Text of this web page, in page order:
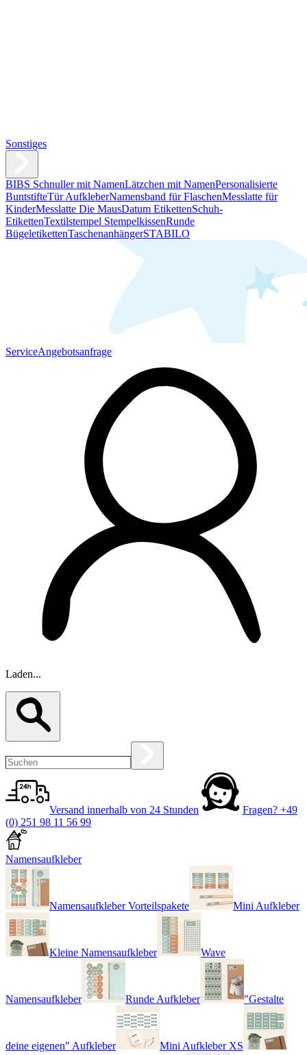
Sonstiges
BIBS Schnuller mit NamenLätzchen mit NamenPersonalisierte
BuntstifteTür AufkleberNamensband für FlaschenMesslatte für
KinderMesslatte Die MausDatum EtikettenSchuh-
EtikettenTextilstempel StempelkissenRunde
BügeletikettenTaschenanhängerSTABILO
ServiceAngebotsanfrage
Laden...
Versand innerhalb von 24 Stunden Fragen? +49
(0) 251 98 11 56 99
Namensaufkleber
Namensaufkleber Vorteilspakete Mini Aufkleber
Kleine Namensaufkleber Wave
Namensaufkleber Runde Aufkleber "Gestalte
deine eigenen" Aufkleber Mini Aufkleber XS